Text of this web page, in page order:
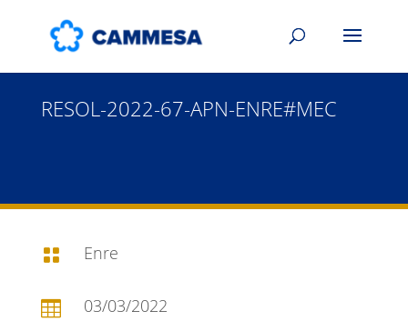
RESOL-2022-67-APN-ENRE#MEC
 Enre
 03/03/2022